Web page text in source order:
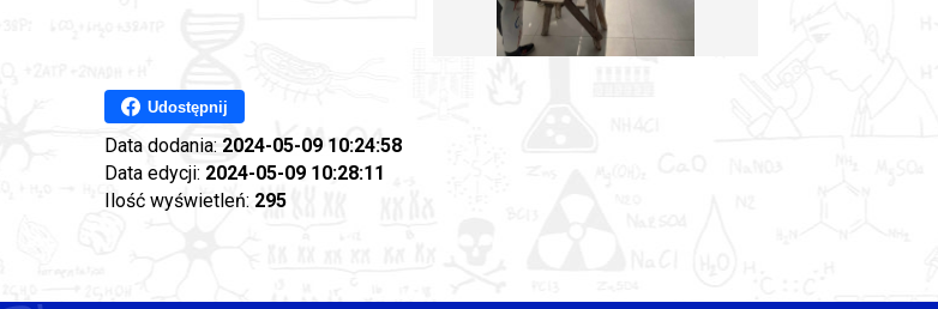
Udostępnij
Data dodania: 2024-05-09 10:24:58
Data edycji: 2024-05-09 10:28:11
Ilość wyświetleń: 295